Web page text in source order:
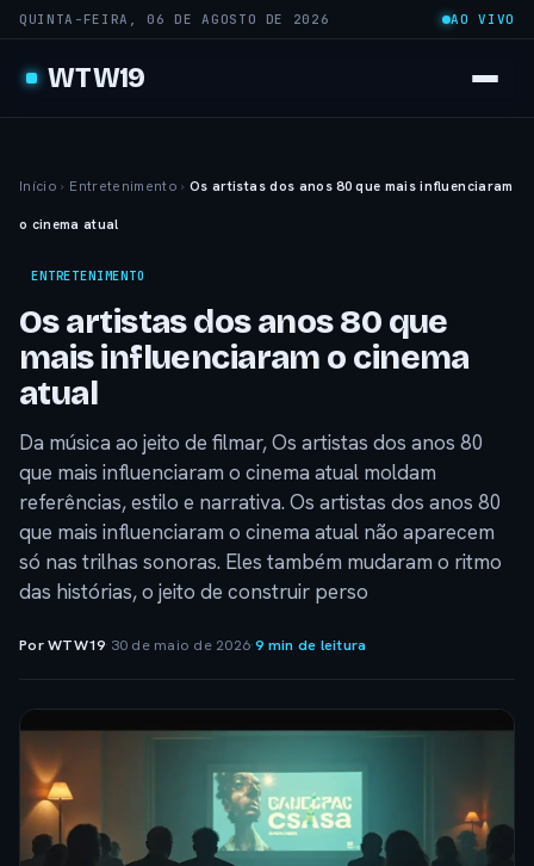
QUINTA-FEIRA, 06 DE AGOSTO DE 2026 AO VIVO
WTW19
Início › Entretenimento › Os artistas dos anos 80 que mais influenciaram
o cinema atual
ENTRETENIMENTO
Os artistas dos anos 80 que
mais influenciaram o cinema
atual
Da música ao jeito de filmar, Os artistas dos anos 80
que mais influenciaram o cinema atual moldam
referências, estilo e narrativa. Os artistas dos anos 80
que mais influenciaram o cinema atual não aparecem
só nas trilhas sonoras. Eles também mudaram o ritmo
das histórias, o jeito de construir perso
Por WTW19· 30 de maio de 2026·9 min de leitura